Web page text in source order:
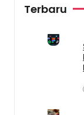
Terbaru